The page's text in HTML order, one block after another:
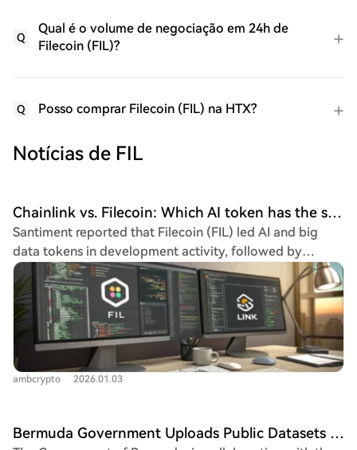
Q
Qual é o volume de negociação em 24h de
Filecoin (FIL)?
Q Posso comprar Filecoin (FIL) na HTX?
Notícias de FIL
Chainlink vs. Filecoin: Which AI token has the stronger setup for Q1 2026?
Santiment reported that Filecoin (FIL) led AI and big
data tokens in development activity, followed by
Chainlink (LINK) and Internet Computer (ICP). High
development activity often correlates with increased
adoption and demand. Both tokens showed bullish
potential: FIL rallied 19.5% in a week, with analysts
noting its history of strong Q1 rallies. LINK saw
accumulation by large wallets and its reserve added 94k
tokens. Technically, FIL's structure was mixed; it
key resistance. LINK had a bullish weekly swing
structure but bearish internal momentum. Neither token
ambcrypto 2026.01.03
Bermuda Government Uploads Public Datasets to the Filecoin Network